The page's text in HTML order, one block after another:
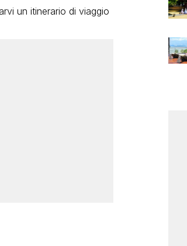
un itinerario di viaggio